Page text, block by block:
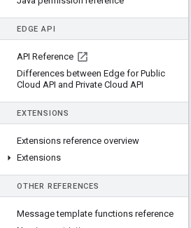
EDGE API
API Reference
Differences between Edge for Public
Cloud API and Private Cloud API
EXTENSIONS
Extensions reference overview
Extensions
OTHER REFERENCES
Message template functions reference